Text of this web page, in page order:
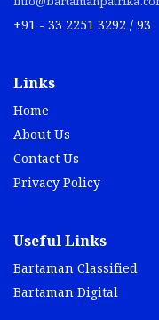
+91 - 33 2251 3292 / 93
Links
Home
About Us
Contact Us
Privacy Policy
Useful Links
Bartaman Classified
Bartaman Digital